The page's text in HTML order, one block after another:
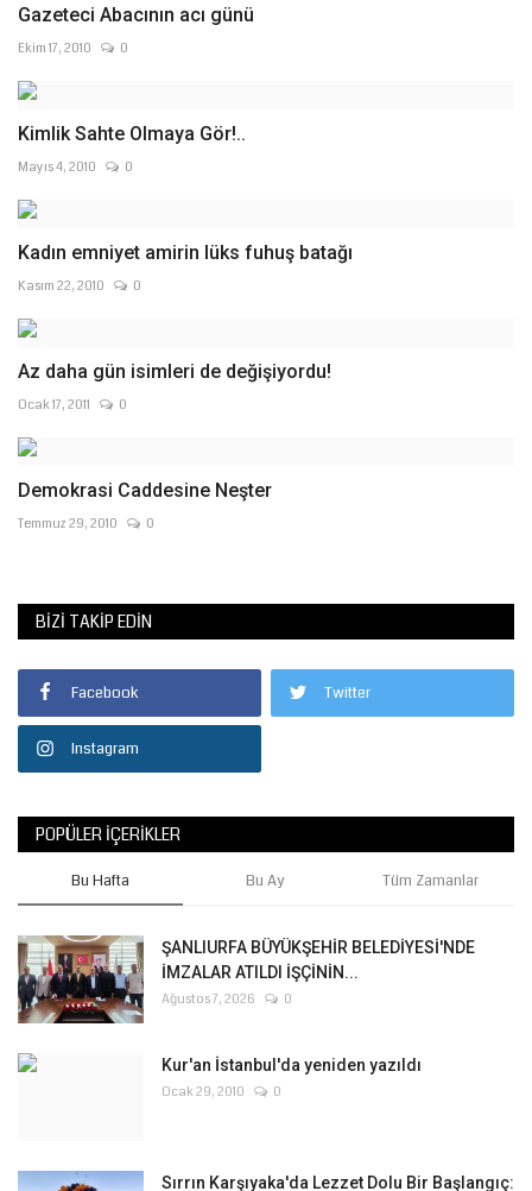
Gazeteci Abacının acı günü
Ekim 17, 2010 0
Kimlik Sahte Olmaya Gör!..
Mayıs 4, 2010 0
Kadın emniyet amirin lüks fuhuş batağı
Kasım 22, 2010 0
Az daha gün isimleri de değişiyordu!
Ocak 17, 2011 0
Demokrasi Caddesine Neşter
Temmuz 29, 2010 0
BIZI TAKIP EDIN
Facebook Twitter
Instagram
POPÜLER İÇERIKLER
Bu Hafta Bu Ay Tüm Zamanlar
ŞANLIURFA BÜYÜKŞEHİR BELEDİYESİ'NDE
İMZALAR ATILDI İŞÇİNİN...
Ağustos 7, 2026 0
Kur'an İstanbul'da yeniden yazıldı
Ocak 29, 2010 0
Sırrın Karşıyaka'da Lezzet Dolu Bir Başlangıç: